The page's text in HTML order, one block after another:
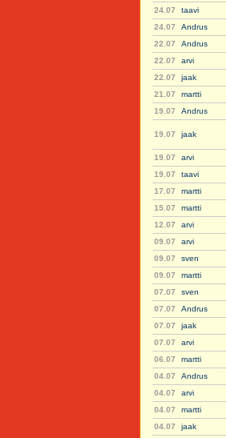
24.07 taavi
24.07 Andrus
22.07 Andrus
22.07 arvi
22.07 jaak
21.07 martti
19.07 Andrus
19.07 jaak
19.07 arvi
19.07 taavi
17.07 martti
15.07 martti
12.07 arvi
09.07 arvi
09.07 sven
09.07 martti
07.07 sven
07.07 Andrus
07.07 jaak
07.07 arvi
06.07 martti
04.07 Andrus
04.07 arvi
04.07 martti
04.07 jaak